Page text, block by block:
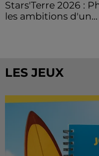
Stars'Terre 2026 :
les ambitions d'un...
LES JEUX